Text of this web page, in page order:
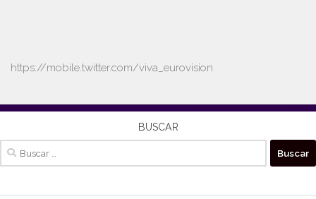
https://mobile.twitter.com/viva_eurovision
BUSCAR